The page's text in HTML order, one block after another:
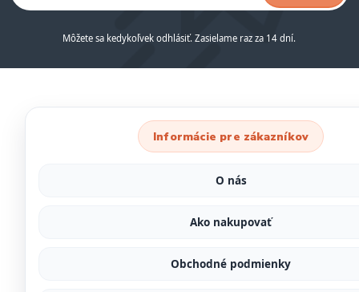
Môžete sa kedykoľvek odhlásiť. Zasielame raz za 14 dní.
Informácie pre zákazníkov
O nás
Ako nakupovať
Obchodné podmienky